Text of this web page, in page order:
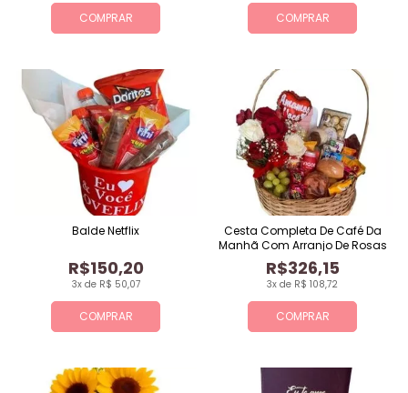
COMPRAR COMPRAR
COMPRAR
3x de R$ 50,07
R$150,20
Balde Netflix
COMPRAR
3x de R$ 108,72
R$326,15
Cesta Completa De Café Da
Manhã Com Arranjo De Rosas